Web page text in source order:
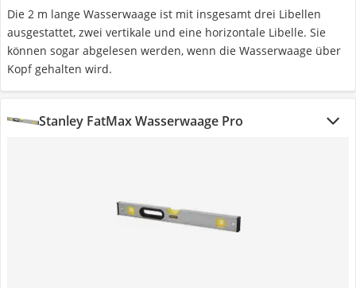
Die 2 m lange Wasserwaage ist mit insgesamt drei Libellen
ausgestattet, zwei vertikale und eine horizontale Libelle. Sie
können sogar abgelesen werden, wenn die Wasserwaage über
Kopf gehalten wird.
Stanley FatMax Wasserwaage Pro